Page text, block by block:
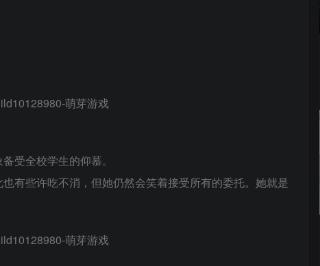
受全校学生的仰慕。
有些许吃不消，但她仍然会笑着接受所有的委托。她就是